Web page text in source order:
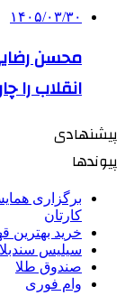
۱۴۰۵/۰۳/۳۰
محسن
انقلاب را
پیشنهادی
پیوندها
برگزاری
کارتان
خرید بهترین
سیلیس
صندوق طلا
وام فوری